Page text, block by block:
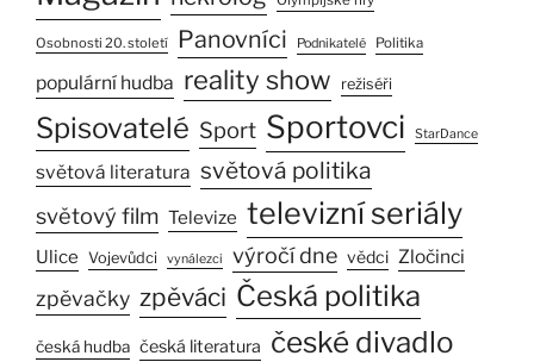
Osobnosti 20. století Panovníci Podnikatelé Politika
populární hudba reality show režiséři
Spisovatelé Sport Sportovci StarDance
světová literatura světová politika
světový film Televize televizní seriály
Ulice Vojevůdci vynálezci výročí dne vědci Zločinci
zpěvačky zpěváci Česká politika
česká hudba česká literatura české divadlo